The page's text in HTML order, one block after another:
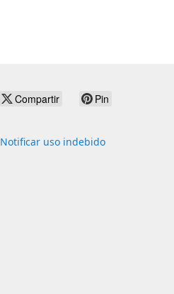
Compartir Pin
Notificar uso indebido